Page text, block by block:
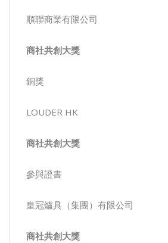
順聯商業有限公司
商社共創大獎
銅獎
LOUDER HK
商社共創大獎
參與證書
皇冠爐具（集團）有限公司
商社共創大獎